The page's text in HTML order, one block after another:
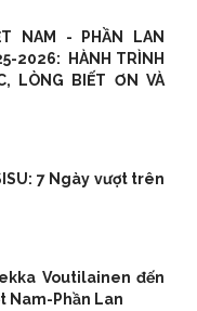
NAM - PHẦN LAN
2026: HÀNH TRÌNH
LÒNG BIẾT ƠN VÀ
7 Ngày vượt trên
Voutilainen đến
Nam-Phần Lan